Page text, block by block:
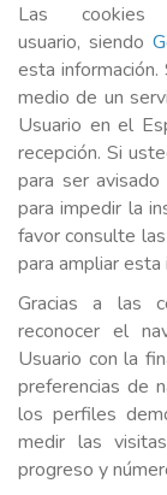
Las
usuario, siendo
esta
medio de un
Usuario en el
recepción. Si
para ser
para impedir la
favor consulte
para ampliar esta
Gracias a las
reconocer el
Usuario con la
preferencias de
los perfiles
medir las
progreso y